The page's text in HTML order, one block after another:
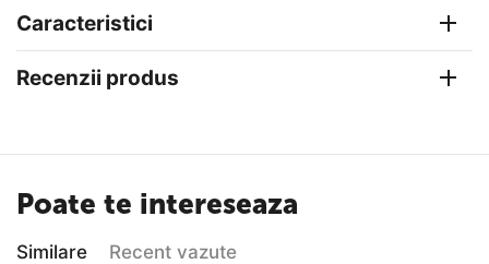
Caracteristici
Recenzii produs
Poate te intereseaza
Similare Recent vazute